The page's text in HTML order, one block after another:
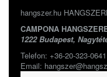
hangszer.hu
CAMPONA
1222 Budapest,
Telefon: +36-20-323-0641
Email: